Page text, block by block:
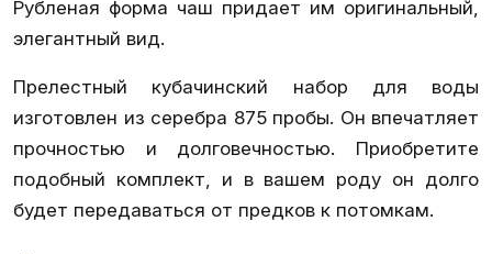
Рубленая форма чаш придает им оригинальный,
элегантный вид.
Прелестный кубачинский набор для воды
изготовлен из серебра 875 пробы. Он впечатляет
прочностью и долговечностью. Приобретите
подобный комплект, и в вашем роду он долго
будет передаваться от предков к потомкам.